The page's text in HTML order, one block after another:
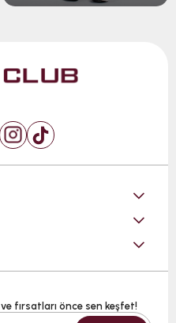
fırsatları önce sen keşfet!